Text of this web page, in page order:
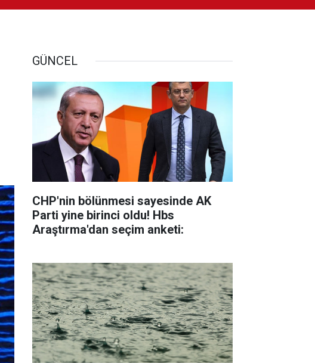
GÜNCEL
CHP'nin bölünmesi sayesinde AK
Parti yine birinci oldu! Hbs
Araştırma'dan seçim anketi: